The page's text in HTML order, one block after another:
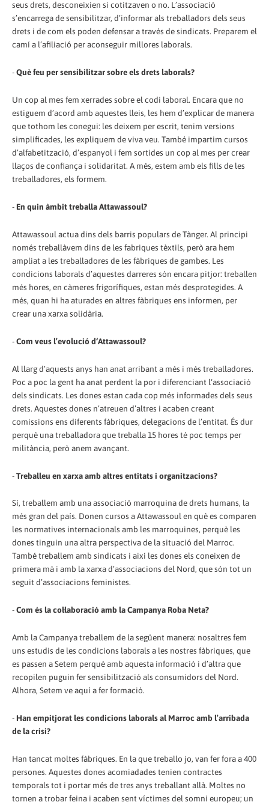
seus drets, desconeixien si cotitzaven o no. L’associació
s’encarrega de sensibilitzar, d’informar als treballadors dels seus
drets i de com els poden defensar a través de sindicats. Preparem el
camí a l’afiliació per aconseguir millores laborals.
-Què feu per sensibilitzar sobre els drets laborals?
Un cop al mes fem xerrades sobre el codi laboral. Encara que no
estiguem d’acord amb aquestes lleis, les hem d’explicar de manera
que tothom les conegui: les deixem per escrit, tenim versions
simplificades, les expliquem de viva veu. També impartim cursos
d’alfabetització, d’espanyol i fem sortides un cop al mes per crear
llaços de confiança i solidaritat. A més, estem amb els fills de les
treballadores, els formem.
- En quin àmbit treballa Attawassoul?
Attawassoul actua dins dels barris populars de Tànger. Al principi
només treballàvem dins de les fabriques tèxtils, però ara hem
ampliat a les treballadores de les fàbriques de gambes. Les
condicions laborals d’aquestes darreres són encara pitjor: treballen
més hores, en càmeres frigorífiques, estan més desprotegides. A
més, quan hi ha aturades en altres fàbriques ens informen, per
crear una xarxa solidària.
-Com veus l’evolució d‘Attawassoul?
Al llarg d’aquests anys han anat arribant a més i més treballadores.
Poc a poc la gent ha anat perdent la por i diferenciant l‘associació
dels sindicats. Les dones estan cada cop més informades dels seus
drets. Aquestes dones n’atreuen d’altres i acaben creant
comissions ens diferents fàbriques, delegacions de l’entitat. És dur
perquè una treballadora que treballa 15 hores té poc temps per
militància, però anem avançant.
-Treballeu en xarxa amb altres entitats i organitzacions?
Sí, treballem amb una associació marroquina de drets humans, la
més gran del país. Donen cursos a Attawassoul en què es comparen
les normatives internacionals amb les marroquines, perquè les
dones tinguin una altra perspectiva de la situació del Marroc.
També treballem amb sindicats i així les dones els coneixen de
primera mà i amb la xarxa d’associacions del Nord, que són tot un
seguit d’associacions feministes.
-Com és la col·laboració amb la Campanya Roba Neta?
Amb la Campanya treballem de la següent manera: nosaltres fem
uns estudis de les condicions laborals a les nostres fàbriques, que
es passen a Setem perquè amb aquesta informació i d’altra que
recopilen puguin fer sensibilització als consumidors del Nord.
Alhora, Setem ve aquí a fer formació.
- Han empitjorat les condicions laborals al Marroc amb l’arribada
de la crisi?
Han tancat moltes fàbriques. En la que treballo jo, van fer fora a 400
persones. Aquestes dones acomiadades tenien contractes
temporals tot i portar més de tres anys treballant allà. Moltes no
tornen a trobar feina i acaben sent víctimes del somni europeu; un